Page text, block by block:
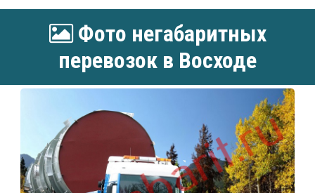
Фото негабаритных
перевозок в Восходе